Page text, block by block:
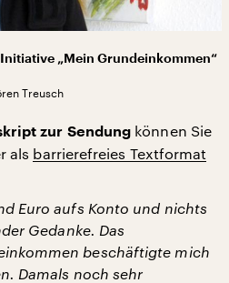
„Mein Grundeinkommen“
Treusch
zur Sendung können Sie
als barrierefreies Textformat
Euro aufs Konto und nichts
Gedanke. Das
beschäftigte mich
Damals noch sehr